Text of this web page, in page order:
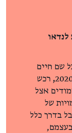
בפרס על שם חיים
, רכש
אצל
של
בדרך כלל